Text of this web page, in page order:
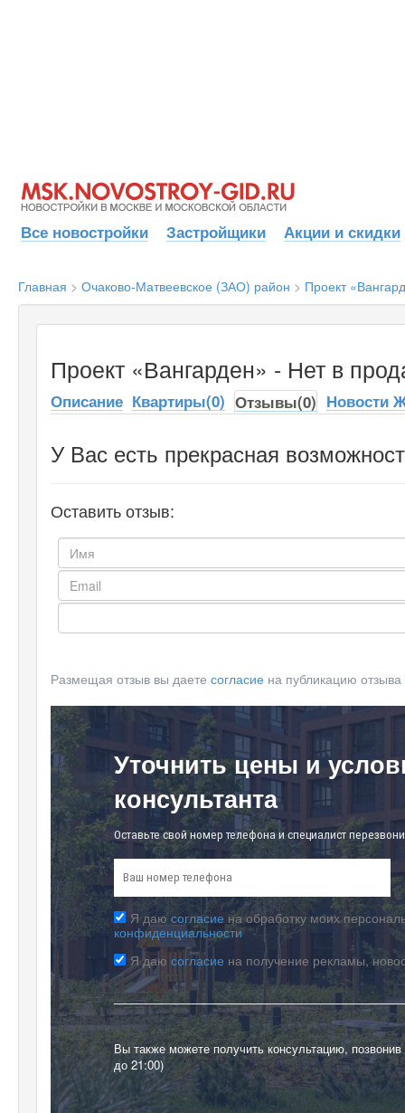
Все новостройки Застройщики Акции и скидки
Главная > Очаково-Матвеевское (ЗАО) район > Проект
Проект «Вангарден» - Нет в
Описание Квартиры(0) Отзывы(0) Новости
У Вас есть прекрасная
Оставить отзыв:
Размещая отзыв вы даете согласие на публикацию отзыва
Уточнить цены и
консультанта
Оставьте свой номер телефона и специалист
Я даюсогласие на обработку моих
конфиденциальности
Я даю согласие на получение рекламы,
Вы также можете получить консультацию,
до 21:00)